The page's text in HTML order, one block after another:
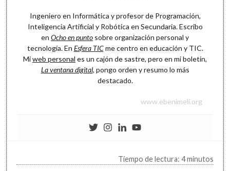
Ingeniero en Informática y profesor de Programación,
Inteligencia Artificial y Robótica en Secundaria. Escribo
en Ocho en punto sobre organización personal y
tecnología. En Esfera TICme centro en educación y TIC.
Miweb personal es un cajón de sastre, pero en mi boletín,
La ventana digital, pongo orden y resumo lo más
destacado.
www.ebenimeli.org
Tiempo de lectura: 4 minutos